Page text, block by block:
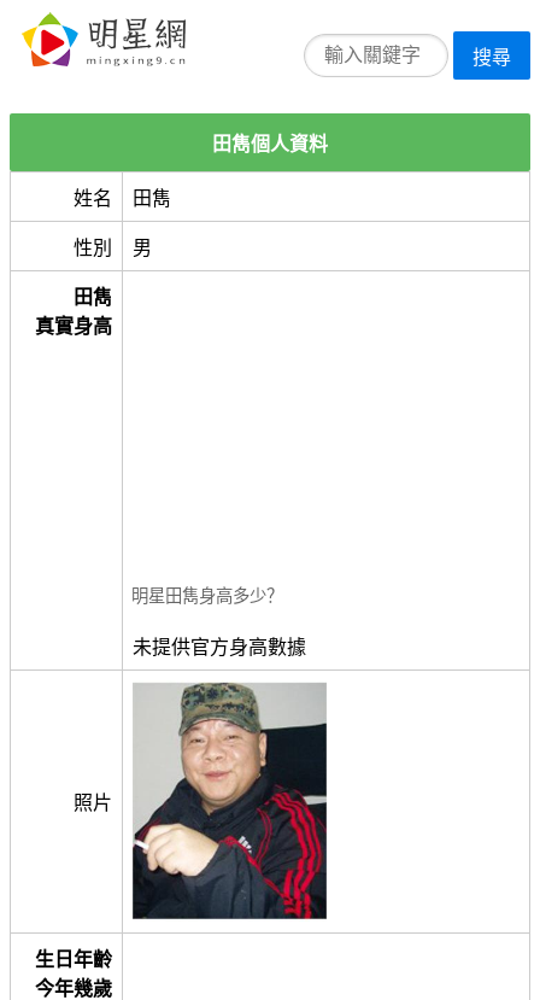
搜尋
田雋個人資料
姓名 田雋
性別 男
田雋
真實身高
明星田雋身高多少？
未提供官方身高數據
照片
生日年齡
今年幾歲